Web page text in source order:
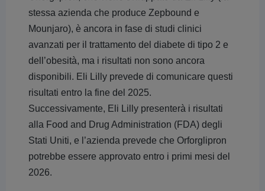
stessa azienda che produce Zepbound e
Mounjaro), è ancora in fase di studi clinici
avanzati per il trattamento del diabete di tipo 2 e
dell’obesità, ma i risultati non sono ancora
disponibili. Eli Lilly prevede di comunicare questi
risultati entro la fine del 2025.
Successivamente, Eli Lilly presenterà i risultati
alla Food and Drug Administration (FDA) degli
Stati Uniti, e l’azienda prevede che Orforglipron
potrebbe essere approvato entro i primi mesi del
2026.